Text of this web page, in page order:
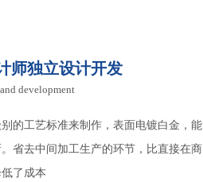
师独立设计开发
development
的工艺标准来制作，表面电镀白金，能
省去中间加工生产的环节，比直接在商
了成本